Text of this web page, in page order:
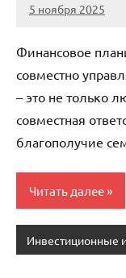
5 ноября 2025
cement_zavod
Нет
Финансовое
совместно
– это не только
совместная
благополучие
Читать далее
Инвестиционные